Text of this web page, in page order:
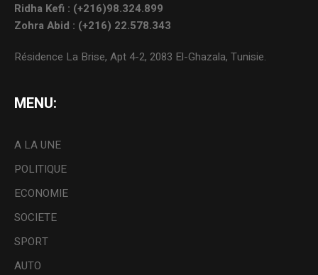
Ridha Kefi : (+216)98.324.899
Zohra Abid : (+216) 22.578.343
Résidence La Brise, Apt 4-2, 2083 El-Ghazala, Tunisie.
MENU:
A LA UNE
POLITIQUE
ECONOMIE
SOCIETE
SPORT
AUTO